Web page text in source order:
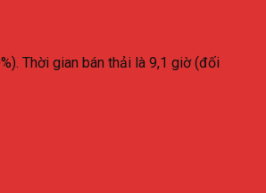
Thời gian bán thải là 9,1 giờ (đối